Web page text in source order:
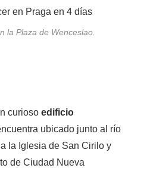
la Plaza de Wenceslao.
curioso edificio
ubicado junto al río
la Iglesia de San Cirilo y
de Ciudad Nueva